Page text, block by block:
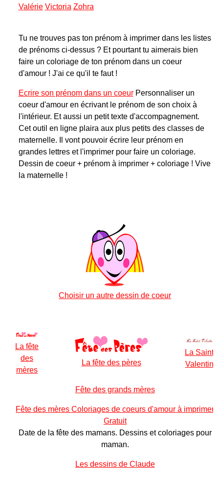
Valérie Victoria Zohra
Tu ne trouves pas ton prénom à imprimer dans les listes
de prénoms ci-dessus ? Et pourtant tu aimerais bien
faire un coloriage de ton prénom dans un coeur
d'amour! J'ai ce qu'il te faut !
Ecrire son prénom dans un coeurPersonnaliser un
coeur d'amour en écrivant le prénom de son choix à
l'intérieur. Et aussi un petit texte d'accompagnement.
Cet outil en ligne plaira aux plus petits des classes de
maternelle. Il vont pouvoir écrire leur prénom en
grandes lettres et l'imprimer pour faire un coloriage.
Dessin de coeur + prénom à imprimer + coloriage ! Vive
la maternelle !
Choisir un autre dessin de coeur
La fête
des
mères
La fête des pères
La Saint
Valentin
Fête des grands mères
Fête des mères Coloriages de coeurs d'amour à imprimer
Gratuit
Date de la fête des mamans. Dessins et coloriages pour
maman.
Les dessins de Claude